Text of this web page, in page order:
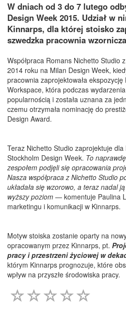
W dniach od 3 do 7 lutego
Design Week 2015. Udział w
Kinnarps, dla której stoisko
szwedzka pracownia
Współpraca Romans Nichetto Studio
2014 roku na Milan Design Week,
pracownia zaprojektowała
Workspace, która podczas
popularnością i została uznana za
czemu otrzymała nominację do
Design Award.
Teraz Nichetto Studio zaprojektuje
Stockholm Design Week. To
zespołem podjęli się opracowania
Nasza współpraca z Nichetto Studio
układała się wzorowo, a teraz nadal
wyższy poziom — komentuje Paulina
marketingu i komunikacji w Kinnarps.
Motyw stoiska zostanie oparty na
opracowanym przez Kinnarps, pt.
pracy i przestrzeni życiowej w
którym Kinnarps prognozuje, które
wpływ na przyszłe środowiska pracy.